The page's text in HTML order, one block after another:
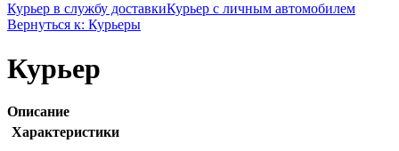
Курьер в службу доставкиКурьер с личным автомобилем
Вернуться к: Курьеры
Курьер
Описание
Характеристики